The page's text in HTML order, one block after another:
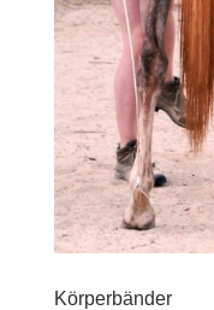
Kör­per­bän­der